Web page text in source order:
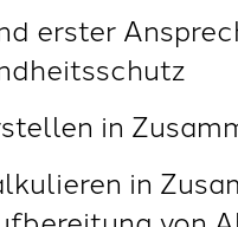
erster
in
in